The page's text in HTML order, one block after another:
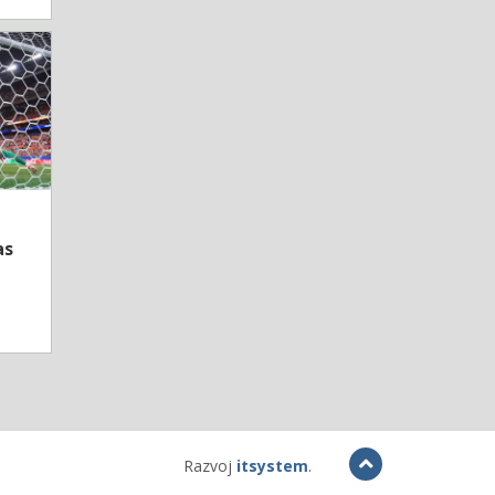
Razvoj itsystem.